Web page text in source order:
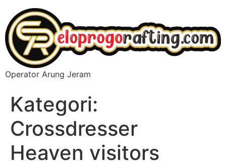
Operator Arung Jeram
Kategori:
Crossdresser
Heaven visitors